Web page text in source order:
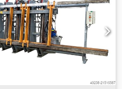
de los platos de acero macizo:
mm con resistencias
260°. Diámetro de los 3
kg/cm² Empuje: 450
Unidad de potencia
absorbida por los platos
Aowk Ntzefpof Cuadro de